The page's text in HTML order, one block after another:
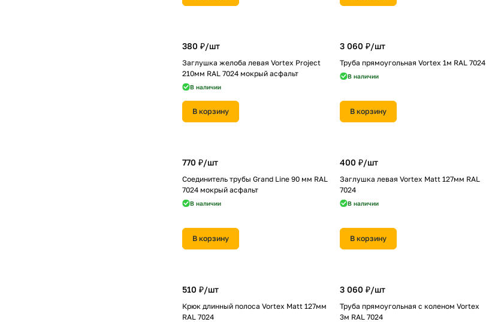
380 ₽/шт
Заглушка желоба левая Vortex Project
210мм RAL 7024 мокрый асфальт
В наличии
В корзину
3 060 ₽/шт
Труба прямоугольная Vortex 1м RAL 7024
В наличии
В корзину
770 ₽/шт
Соединитель трубы Grand Line 90 мм RAL
7024 мокрый асфальт
В наличии
В корзину
400 ₽/шт
Заглушка левая Vortex Matt 127мм RAL
7024
В наличии
В корзину
510 ₽/шт
Крюк длинный полоса Vortex Matt 127мм
RAL 7024
3 060 ₽/шт
Труба прямоугольная с коленом Vortex
3м RAL 7024